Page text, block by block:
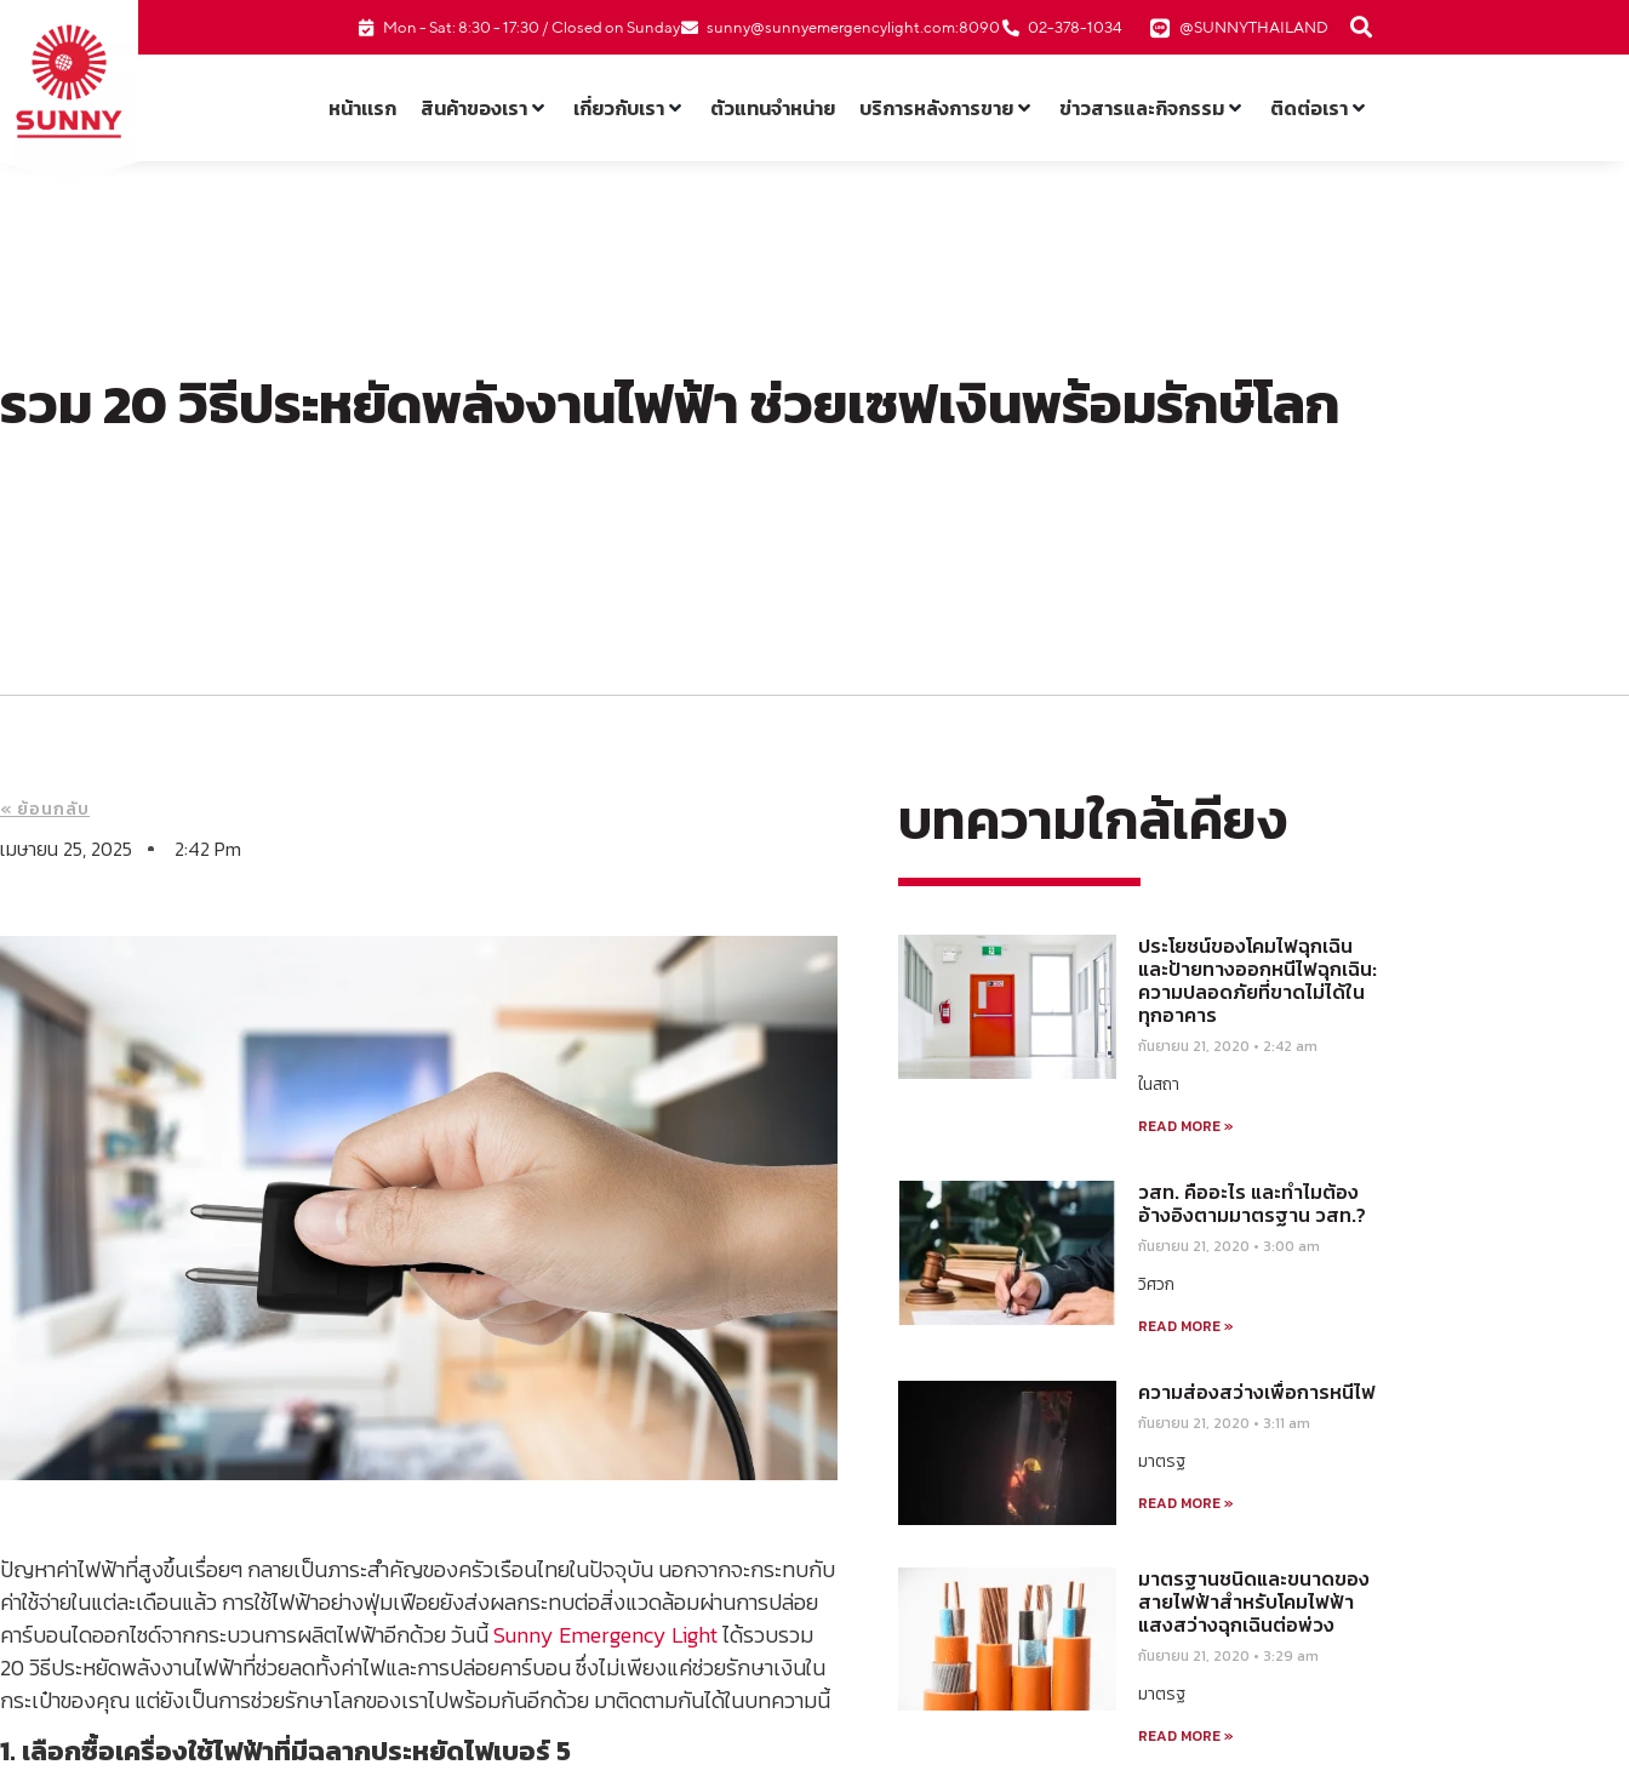
Mon - Sat: 8:30 - 17:30 / Closed on Sunday sunny@sunnyemergencylight.com:8090 02-378-1034 @SUNNYTHAILAND
หน้าเเรก สินค้าของเรา เกี่ยวกับเรา ตัวแทนจำหน่าย บริการหลังการขาย ข่าวสารและกิจกรรม ติดต่อเรา
รวม 20 วิธีประหยัดพลังงานไฟฟ้า ช่วยเซฟเงินพร้อมรักษ์โลก
« ย้อนกลับ
เมษายน 25, 2025 2:42 Pm
ปัญหาค่าไฟฟ้าที่สูงขึ้นเรื่อยๆ กลายเป็นภาระสำคัญของครัวเรือนไทยในปัจจุบัน นอกจากจะกระทบกับ
ค่าใช้จ่ายในแต่ละเดือนแล้ว การใช้ไฟฟ้าอย่างฟุ่มเฟือยยังส่งผลกระทบต่อสิ่งแวดล้อมผ่านการปล่อย
คาร์บอนไดออกไซด์จากกระบวนการผลิตไฟฟ้าอีกด้วย วันนี้Sunny Emergency Lightได้รวบรวม
20 วิธีประหยัดพลังงานไฟฟ้าที่ช่วยลดทั้งค่าไฟและการปล่อยคาร์บอน ซึ่งไม่เพียงแค่ช่วยรักษาเงินใน
กระเป๋าของคุณ แต่ยังเป็นการช่วยรักษาโลกของเราไปพร้อมกันอีกด้วย มาติดตามกันได้ในบทความนี้
1. เลือกซื้อเครื่องใช้ไฟฟ้าที่มีฉลากประหยัดไฟเบอร์ 5
บทความใกล้เคียง
ประโยชน์ของโคมไฟฉุกเฉิน
และป้ายทางออกหนีไฟฉุกเฉิน:
ความปลอดภัยที่ขาดไม่ได้ใน
ทุกอาคาร
กันยายน 21, 2020 2:42 am
ในสถา
READ MORE »
วสท. คืออะไร และทำไมต้อง
อ้างอิงตามมาตรฐาน วสท.?
กันยายน 21, 2020 3:00 am
วิศวก
READ MORE »
ความส่องสว่างเพื่อการหนีไฟ
กันยายน 21, 2020 3:11 am
มาตรฐ
READ MORE »
มาตรฐานชนิดและขนาดของ
สายไฟฟ้าสำหรับโคมไฟฟ้า
แสงสว่างฉุกเฉินต่อพ่วง
กันยายน 21, 2020 3:29 am
มาตรฐ
READ MORE »